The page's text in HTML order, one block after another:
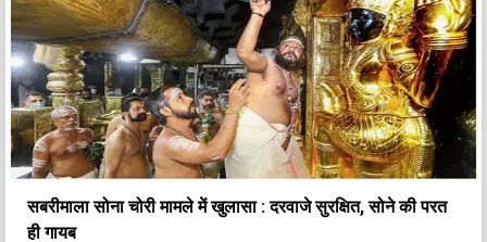
सबरीमाला सोना चोरी मामले में खुलासा : दरवाजे सुरक्षित, सोने की परत
ही गायब